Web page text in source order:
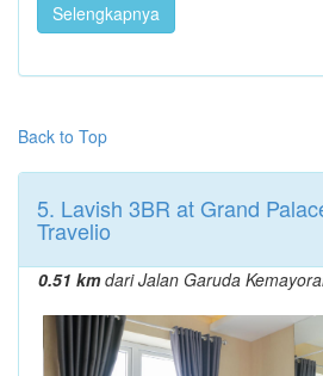
Selengkapnya
Back to Top
5. Lavish 3BR at Grand
Travelio
0.51 kmdari Jalan Garuda